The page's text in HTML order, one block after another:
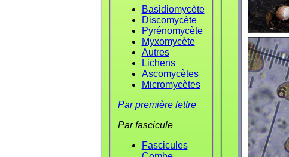
Basidiomycète
Discomycète
Pyrénomycète
Myxomycète
Autres
Lichens
Ascomycètes
Micromycètes
Par première lettre
Par fascicule
Fascicules